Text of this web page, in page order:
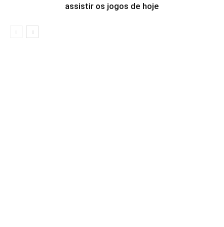
assistir os jogos de hoje